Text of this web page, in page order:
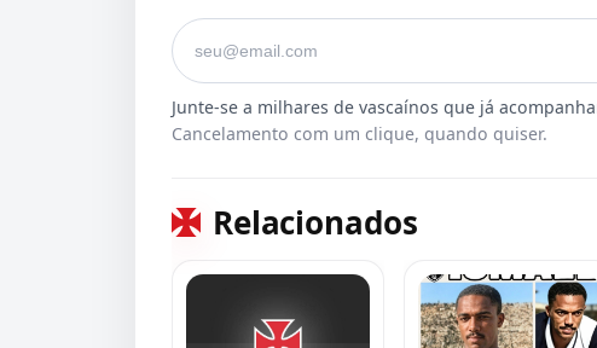
Seu e-mail
Cancelamento com um clique, quando quiser.
Relacionados